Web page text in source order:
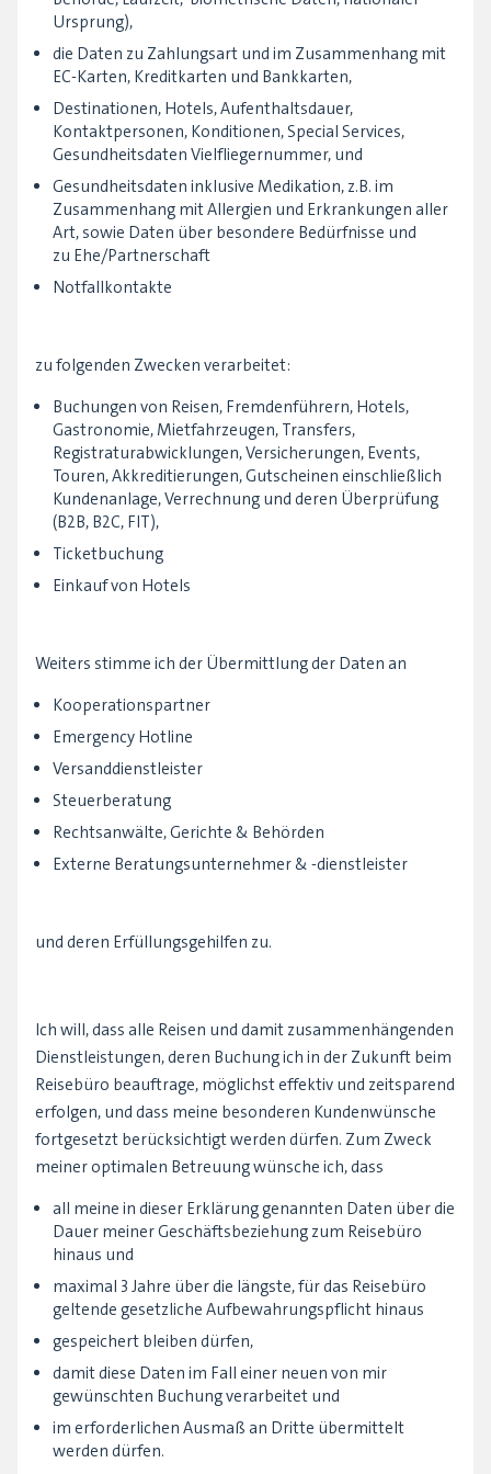
Ursprung),
die Daten zu Zahlungsart und im Zusammenhang mit
EC-Karten, Kreditkarten und Bankkarten,
Destinationen, Hotels, Aufenthaltsdauer,
Kontaktpersonen, Konditionen, Special Services,
Gesundheitsdaten Vielfliegernummer, und
Gesundheitsdaten inklusive Medikation, z.B. im
Zusammenhang mit Allergien und Erkrankungen aller
Art, sowie Daten über besondere Bedürfnisse und
zu Ehe/Partnerschaft
Notfallkontakte
zu folgenden Zwecken verarbeitet:
Buchungen von Reisen, Fremdenführern, Hotels,
Gastronomie, Mietfahrzeugen, Transfers,
Registraturabwicklungen, Versicherungen, Events,
Touren, Akkreditierungen, Gutscheinen einschließlich
Kundenanlage, Verrechnung und deren Überprüfung
(B2B, B2C, FIT),
Ticketbuchung
Einkauf von Hotels
Weiters stimme ich der Übermittlung der Daten an
Kooperationspartner
Emergency Hotline
Versanddienstleister
Steuerberatung
Rechtsanwälte, Gerichte & Behörden
Externe Beratungsunternehmer & -dienstleister
und deren Erfüllungsgehilfen zu.
Ich will, dass alle Reisen und damit zusammenhängenden
Dienstleistungen, deren Buchung ich in der Zukunft beim
Reisebüro beauftrage, möglichst effektiv und zeitsparend
erfolgen, und dass meine besonderen Kundenwünsche
fortgesetzt berücksichtigt werden dürfen. Zum Zweck
meiner optimalen Betreuung wünsche ich, dass
all meine in dieser Erklärung genannten Daten über die
Dauer meiner Geschäftsbeziehung zum Reisebüro
hinaus und
maximal 3 Jahre über die längste, für das Reisebüro
geltende gesetzliche Aufbewahrungspflicht hinaus
gespeichert bleiben dürfen,
damit diese Daten im Fall einer neuen von mir
gewünschten Buchung verarbeitet und
im erforderlichen Ausmaß an Dritte übermittelt
werden dürfen.